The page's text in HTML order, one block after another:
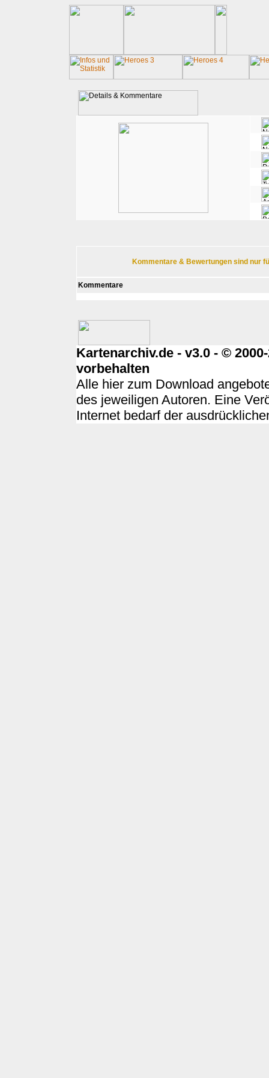
Kommentare & Bewertungen sind nur
Kommentare
Kartenarchiv.de - v3.0 - ©
vorbehalten
Alle hier zum Download
des jeweiligen Autoren. Eine
Internet bedarf der